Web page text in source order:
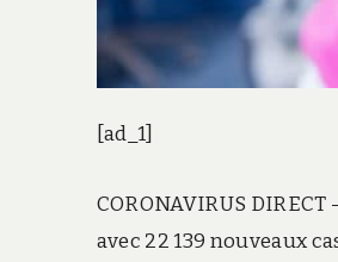
[ad_1]
CORONAVIRUS
avec 22 139 nouveaux